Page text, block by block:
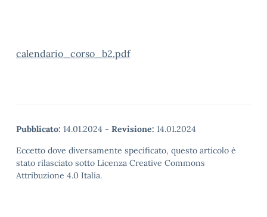
calendario_corso_b2.pdf
Pubblicato: 14.01.2024 - Revisione: 14.01.2024
Eccetto dove diversamente specificato, questo articolo è
stato rilasciato sotto Licenza Creative Commons
Attribuzione 4.0 Italia.